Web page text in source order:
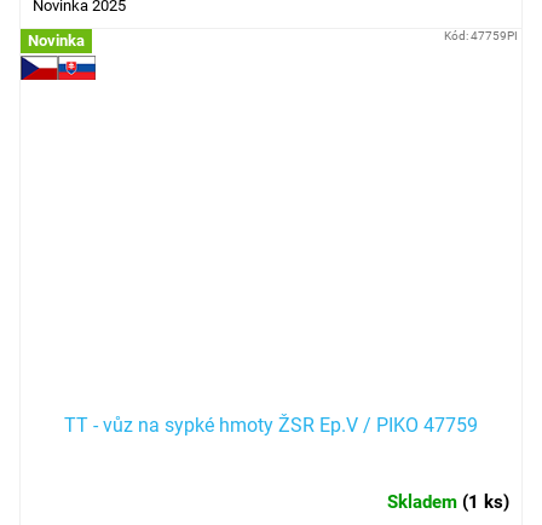
Novinka 2025
Novinka
TT - vůz na sypké hmoty ŽSR Ep.V / PIKO 47759
Skladem (1 ks)
Kód:47759PI